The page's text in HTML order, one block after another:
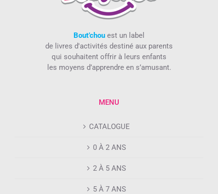
Bout’chou est un label
de livres d'activités destiné aux parents
qui souhaitent offrir à leurs enfants
les moyens d’apprendre en s’amusant.
MENU
CATALOGUE
0 À 2 ANS
2 À 5 ANS
5 À 7 ANS